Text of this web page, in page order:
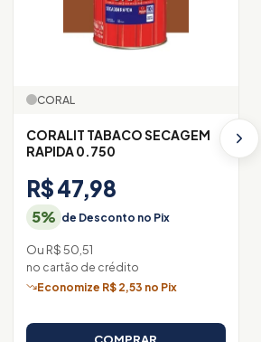
CORAL
CORALIT TABACO SECAGEM
RAPIDA 0.750
R$ 47,98
5% de Desconto no Pix
Ou R$ 50,51
no cartão de crédito
Economize R$ 2,53 no Pix